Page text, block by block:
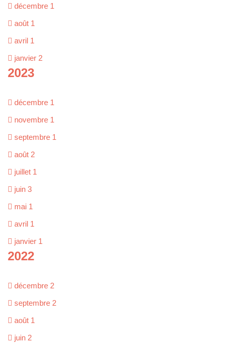
décembre 1
août 1
avril 1
janvier 2
2023
décembre 1
novembre 1
septembre 1
août 2
juillet 1
juin 3
mai 1
avril 1
janvier 1
2022
décembre 2
septembre 2
août 1
juin 2